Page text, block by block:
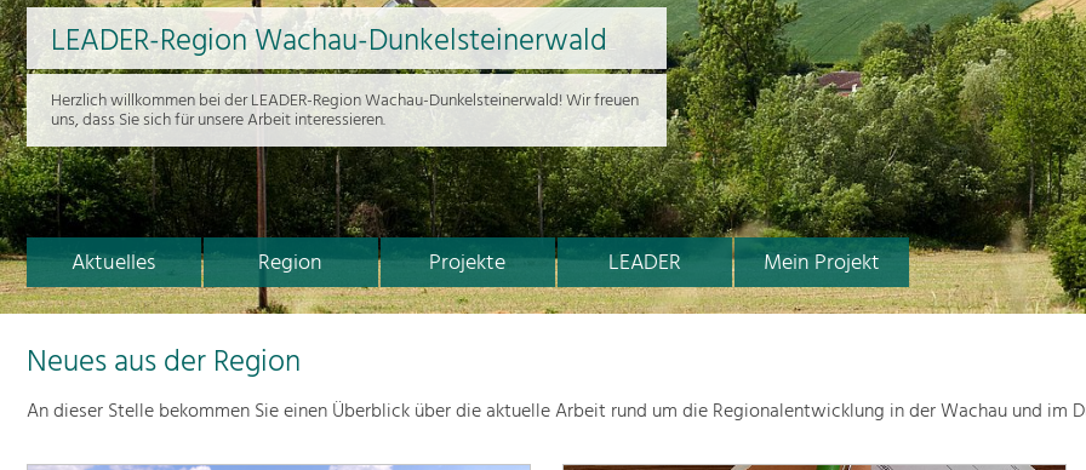
Aktuelles Region Projekte LEADER Mein Projekt
LEADER-Region Wachau-Dunkelsteinerwald
Herzlich willkommen bei der LEADER-Region Wachau-Dunkelsteinerwald! Wir freuen
uns, dass Sie sich für unsere Arbeit interessieren.
Neues aus der Region
An dieser Stelle bekommen Sie einen Überblick über die aktuelle Arbeit rund um die Regionalentwicklung in der Wachau und im